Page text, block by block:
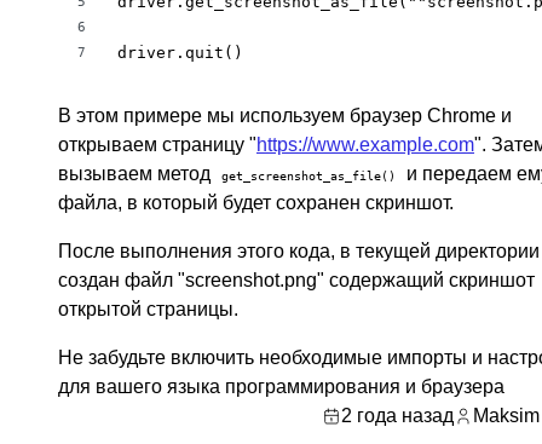
6
7
driver.quit()
В этом примере мы используем браузер Chrome и
открываем страницу "https://www.example.com".
вызываем метод
get_screenshot_as_file()
и передаем
файла, в который будет сохранен скриншот.
После выполнения этого кода, в текущей директории
создан файл "screenshot.png" содержащий скриншот
открытой страницы.
Не забудьте включить необходимые импорты и
для вашего языка программирования и браузера
2 года назад